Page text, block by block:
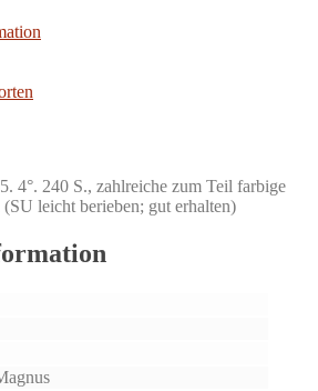
4°. 240 S., zahlreiche zum Teil farbige
leicht berieben; gut erhalten)